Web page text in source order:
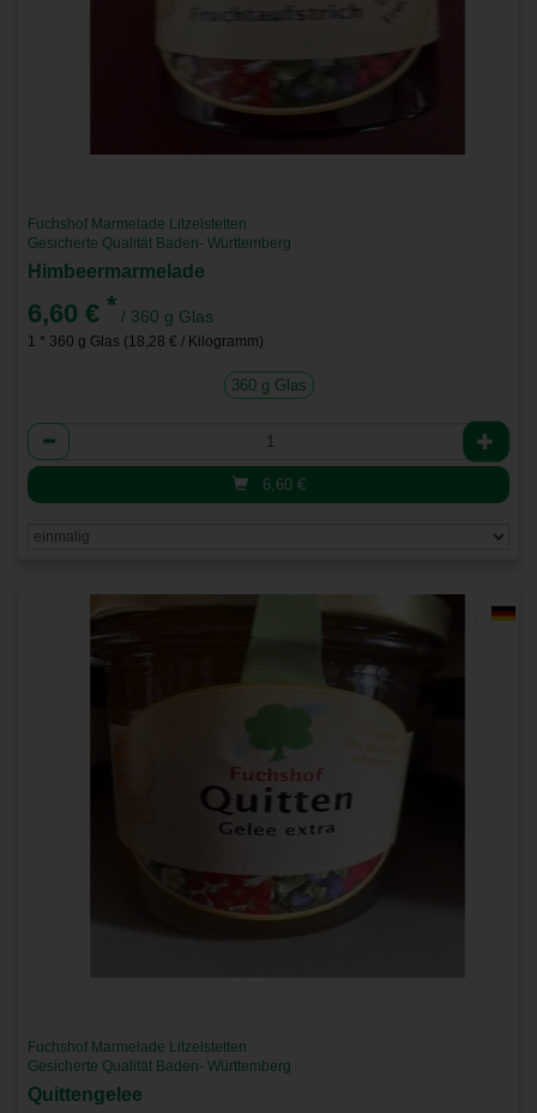
Fuchshof Marmelade Litzelstetten
Gesicherte Qualität Baden- Württemberg
Himbeermarmelade
6,60 € * / 360 g Glas
1 * 360 g Glas (18,28 € / Kilogramm)
360 g Glas
Anzahl
6,60 €
Fuchshof Marmelade Litzelstetten
Gesicherte Qualität Baden- Württemberg
Quittengelee